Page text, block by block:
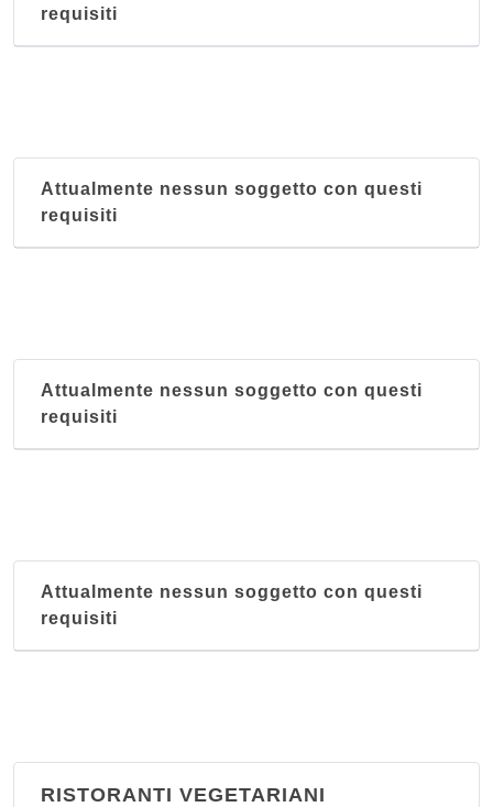
requisiti
Attualmente nessun soggetto con questi
requisiti
Attualmente nessun soggetto con questi
requisiti
Attualmente nessun soggetto con questi
requisiti
RISTORANTI VEGETARIANI